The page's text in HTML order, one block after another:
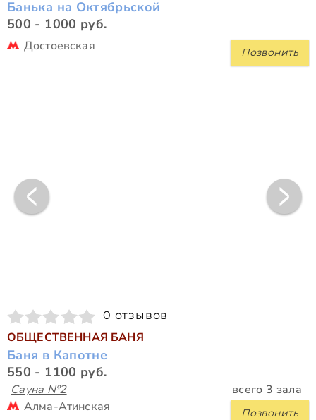
Банька на Октябрьской
500 - 1000 руб.
Позвонить
Достоевская
0 отзывов
ОБЩЕСТВЕННАЯ БАНЯ
Баня в Капотне
550 - 1100 руб.
Сауна №2 всего 3 зала
Позвонить
Алма-Атинская